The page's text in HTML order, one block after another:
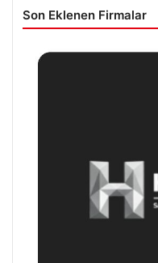
Son Eklenen Firmalar